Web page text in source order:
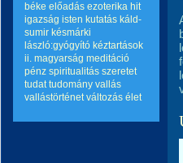
béke előadás ezoterika hit
igazság isten kutatás káld-
sumir késmárki
lászló:gyógyító kéztartások
ii. magyarság meditáció
pénz spiritualitás szeretet
tudat tudomány vallás
vallástörténet változás élet